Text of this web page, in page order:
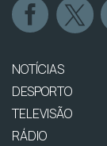
NOTÍCIAS
DESPORTO
TELEVISÃO
RÁDIO